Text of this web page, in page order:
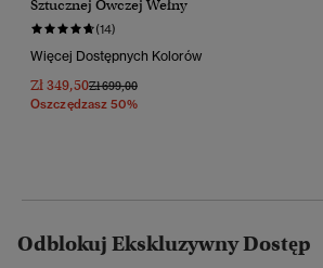
Sztucznej Owczej Wełny
(14)
Więcej Dostępnych Kolorów
Zł 349,50Cena Obniżona Od
Zł 699,00Do
Oszczędzasz 50%
Odblokuj Ekskluzywny Dostęp